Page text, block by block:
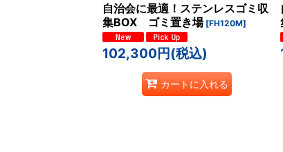
自治会に最適！ステンレスゴミ収
集BOX ゴミ置き場 [FH120M]
102,300 円(税込)
カートに入れる